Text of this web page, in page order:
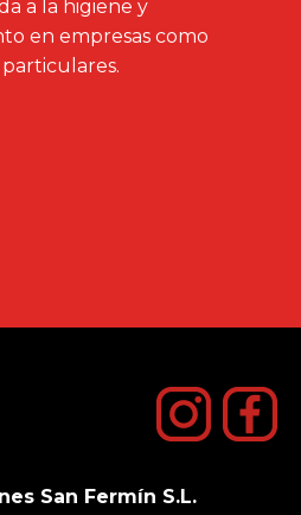
a la higiene y
en empresas como
San Fermín S.L.